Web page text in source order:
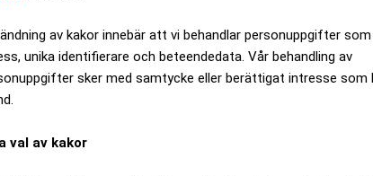
av kakor innebär att vi behandlar personuppgifter
unika identifierare och beteendedata. Vår behandling av
sker med samtycke eller berättigat intresse som
val av kakor